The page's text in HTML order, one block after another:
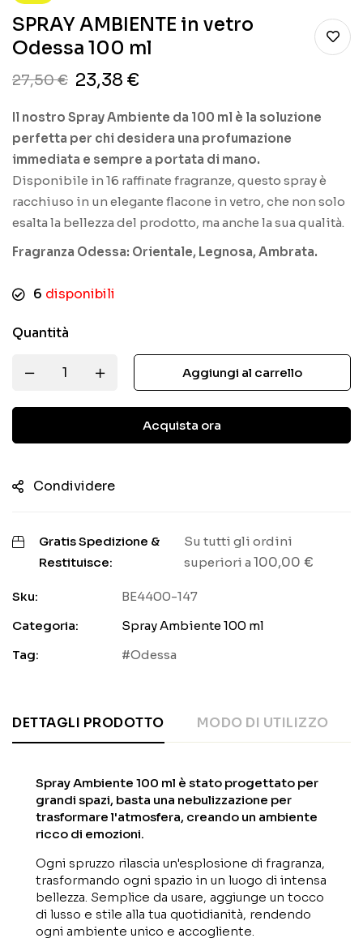
SPRAY AMBIENTE in vetro
Odessa 100 ml
27,50€ 23,38 €
Il nostro Spray Ambiente da 100 ml è la soluzione
perfetta per chi desidera una profumazione
immediata e sempre a portata di mano.
Disponibile in 16 raffinate fragranze, questo spray è
racchiuso in un elegante flacone in vetro, che non solo
esalta la bellezza del prodotto, ma anche la sua qualità.
Fragranza Odessa: Orientale, Legnosa, Ambrata.
6 disponibili
Quantità
Aggiungi al carrello
Acquista ora
Condividere
Gratis Spedizione &
Restituisce:
Su tutti gli ordini
superiori a 100,00 €
Sku:
BE4400-147
Categoria:
Spray Ambiente 100 ml
Tag:
Odessa
DETTAGLI PRODOTTO MODO DI UTILIZZO
Spray Ambiente 100 ml è stato progettato per
grandi spazi, basta una nebulizzazione per
trasformare l'atmosfera, creando un ambiente
ricco di emozioni.
Ogni spruzzo rilascia un'esplosione di fragranza,
trasformando ogni spazio in un luogo di intensa
bellezza. Semplice da usare, aggiunge un tocco
di lusso e stile alla tua quotidianità, rendendo
ogni ambiente unico e accogliente.